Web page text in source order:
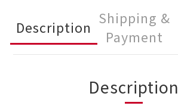
Description
Shipping &
Payment
Description